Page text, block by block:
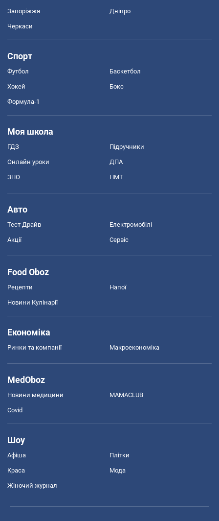
Запоріжжя Дніпро
Черкаси
Спорт
Футбол Баскетбол
Хокей Бокс
Формула-1
Моя школа
ГДЗ Підручники
Онлайн уроки ДПА
ЗНО НМТ
Авто
Тест Драйв Електромобілі
Акції Сервіс
Food Oboz
Рецепти Напої
Новини Кулінарії
Економіка
Ринки та компанії Макроекономіка
MedOboz
Новини медицини MAMACLUB
Covid
Шоу
Афіша Плітки
Краса Мода
Жіночий журнал